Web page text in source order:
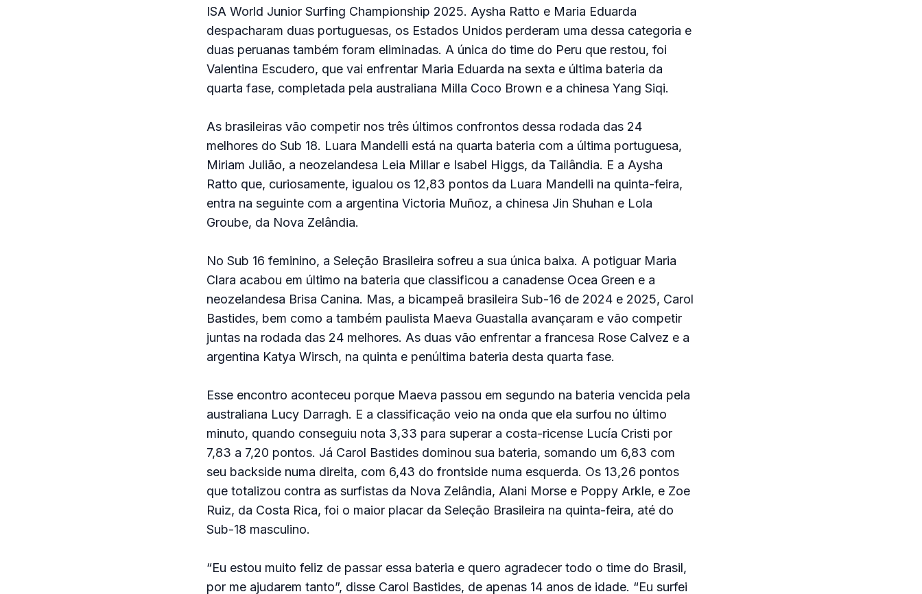
ISA World Junior Surfing Championship 2025. Aysha Ratto e Maria Eduarda
despacharam duas portuguesas, os Estados Unidos perderam uma dessa categoria e
duas peruanas também foram eliminadas. A única do time do Peru que restou, foi
Valentina Escudero, que vai enfrentar Maria Eduarda na sexta e última bateria da
quarta fase, completada pela australiana Milla Coco Brown e a chinesa Yang Siqi.
As brasileiras vão competir nos três últimos confrontos dessa rodada das 24
melhores do Sub 18. Luara Mandelli está na quarta bateria com a última portuguesa,
Miriam Julião, a neozelandesa Leia Millar e Isabel Higgs, da Tailândia. E a Aysha
Ratto que, curiosamente, igualou os 12,83 pontos da Luara Mandelli na quinta-feira,
entra na seguinte com a argentina Victoria Muñoz, a chinesa Jin Shuhan e Lola
Groube, da Nova Zelândia.
No Sub 16 feminino, a Seleção Brasileira sofreu a sua única baixa. A potiguar Maria
Clara acabou em último na bateria que classificou a canadense Ocea Green e a
neozelandesa Brisa Canina. Mas, a bicampeã brasileira Sub-16 de 2024 e 2025, Carol
Bastides, bem como a também paulista Maeva Guastalla avançaram e vão competir
juntas na rodada das 24 melhores. As duas vão enfrentar a francesa Rose Calvez e a
argentina Katya Wirsch, na quinta e penúltima bateria desta quarta fase.
Esse encontro aconteceu porque Maeva passou em segundo na bateria vencida pela
australiana Lucy Darragh. E a classificação veio na onda que ela surfou no último
minuto, quando conseguiu nota 3,33 para superar a costa-ricense Lucía Cristi por
7,83 a 7,20 pontos. Já Carol Bastides dominou sua bateria, somando um 6,83 com
seu backside numa direita, com 6,43 do frontside numa esquerda. Os 13,26 pontos
que totalizou contra as surfistas da Nova Zelândia, Alani Morse e Poppy Arkle, e Zoe
Ruiz, da Costa Rica, foi o maior placar da Seleção Brasileira na quinta-feira, até do
Sub-18 masculino.
“Eu estou muito feliz de passar essa bateria e quero agradecer todo o time do Brasil,
por me ajudarem tanto”, disse Carol Bastides, de apenas 14 anos de idade. “Eu surfei